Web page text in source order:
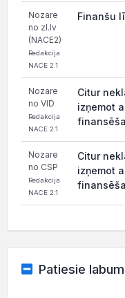
Nozare
no zl.lv
(NACE2)
Redakcija
NACE 2.1
Finanšu
Nozare
no VID
Redakcija
NACE 2.1
Citur
izņemot
Nozare
no CSP
Redakcija
NACE 2.1
Citur
izņemot
Patiesie